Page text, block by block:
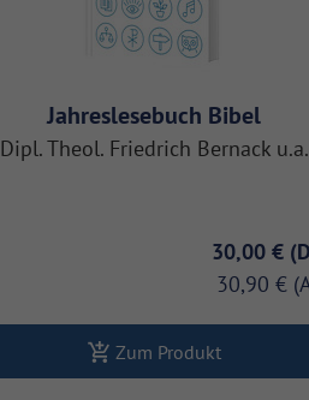
Jahreslesebuch Bibel
Dipl. Theol. Friedrich Bernack u.a.
30,00 €
30,90 €
Zum Produkt